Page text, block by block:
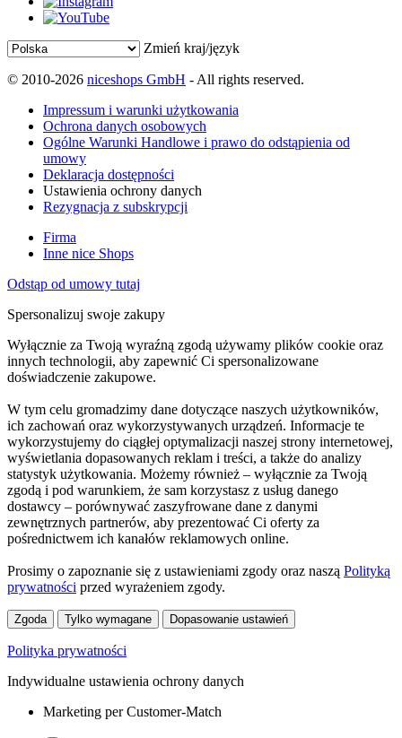
Zmień kraj/język
© 2010-2026 niceshops GmbH - All rights reserved.
Impressum i warunki użytkowania
Ochrona danych osobowych
Ogólne Warunki Handlowe i prawo do odstąpienia od
umowy
Deklaracja dostępności
Ustawienia ochrony danych
Rezygnacja z subskrypcji
Firma
Inne nice Shops
Odstąp od umowy tutaj
Spersonalizuj swoje zakupy
Wyłącznie za Twoją wyraźną zgodą używamy plików cookie oraz
innych technologii, aby zapewnić Ci spersonalizowane
doświadczenie zakupowe.
W tym celu gromadzimy dane dotyczące naszych użytkowników,
ich zachowań oraz wykorzystywanych urządzeń. Informacje te
wykorzystujemy do ciągłej optymalizacji naszej strony internetowej,
wyświetlania dopasowanych reklam i treści, a także do analizy
statystyk użytkowania. Możemy również – wyłącznie za Twoją
zgodą i pod warunkiem, że sam korzystasz z usług danego
dostawcy – porównywać zaszyfrowane dane z danymi
zewnętrznych partnerów, aby prezentować Ci oferty za
pośrednictwem ich kanałów reklamowych online.
Prosimy o zapoznanie się z ustawieniami zgody oraz naszą Polityką
prywatności przed wyrażeniem zgody.
Zgoda Tylko wymagane Dopasowanie ustawień
Polityka prywatności
Indywidualne ustawienia ochrony danych
Marketing per Customer-Match